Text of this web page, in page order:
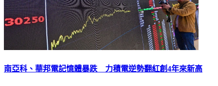
南亞科、華邦電記憶體暴跌 力積電逆勢翻紅創4年來新高